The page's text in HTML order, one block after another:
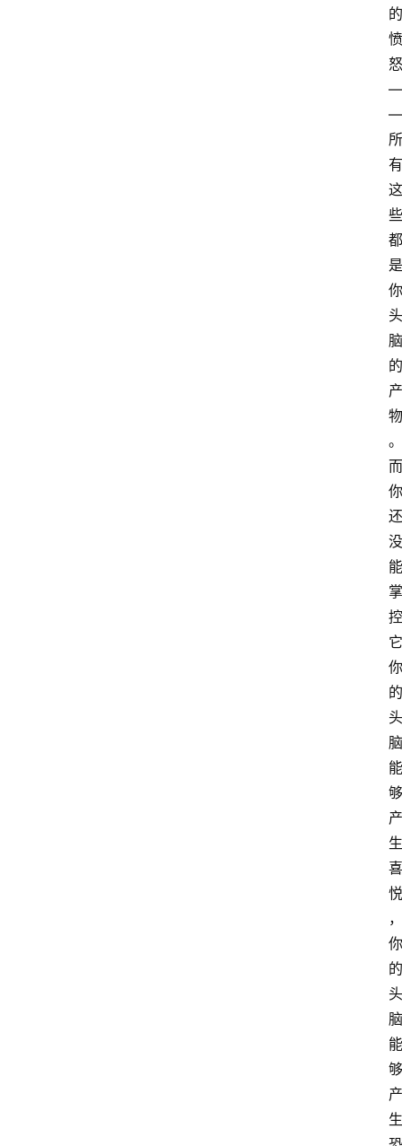
的
愤
怒
—
—
所
有
这
些
都
是
你
头
脑
的
产
物
。
而
你
还
没
能
掌
控
它
你
的
头
脑
能
够
产
生
喜
悦
，
你
的
头
脑
能
够
产
生